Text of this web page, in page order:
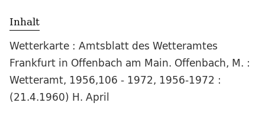
Inhalt
Wetterkarte : Amtsblatt des Wetteramtes
Frankfurt in Offenbach am Main. Offenbach, M. :
Wetteramt, 1956,106 - 1972, 1956-1972 :
(21.4.1960) H. April